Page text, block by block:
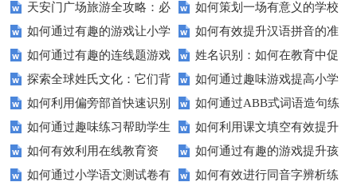
升教育效果？
愿望？
天安门广场旅游全攻略：必
看的历史与文化景点
如何策划一场有意义的学校
升旗仪式？
如何通过有趣的游戏让小学
生轻松掌握常见姓氏？
如何有效提升汉语拼音的准
确性和流利度？这里有妙招！
如何通过有趣的连线题游戏
提升孩子的逻辑思维能力？
姓名识别：如何在教育中促
进个性化学习？
探索全球姓氏文化：它们背
后隐藏的故事？
如何通过趣味游戏提高小学
生的拼音水平？
如何利用偏旁部首快速识别
汉字？
如何通过ABB式词语造句练
习提高孩子的语言表达能力？
如何通过趣味练习帮助学生
掌握反义词匹配？
如何利用课文填空有效提升
语文成绩？
如何有效利用在线教育资
源？
如何通过有趣的游戏提升孩
子的句子补全技巧？
如何通过小学语文测试卷有
如何有效进行同音字辨析练